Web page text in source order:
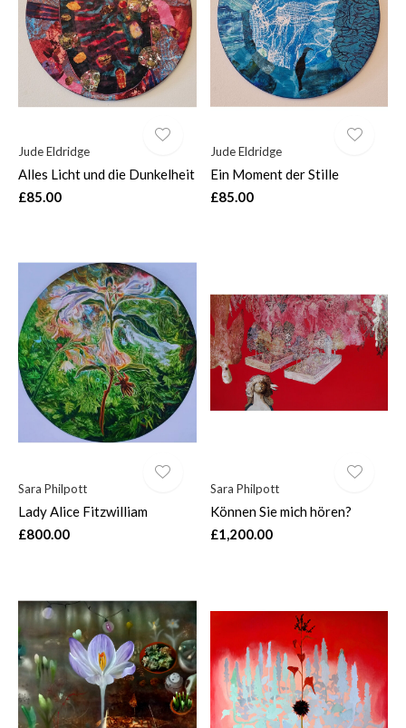
Jude Eldridge
Alles Licht und die Dunkelheit
£85.00
Jude Eldridge
Ein Moment der Stille
£85.00
Sara Philpott
Lady Alice Fitzwilliam
£800.00
Sara Philpott
Können Sie mich hören?
£1,200.00